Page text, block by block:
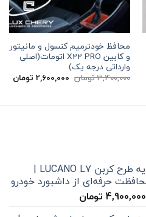
250,000 تومان
محافظ خودترمیم کنسول و مانیتور
و کابین X22 PRO اتومات(اصلی
وارداتی درجه یک)
3,400,000تومان قیمت
اصلی
2,600,000 تومان
روداشبوردی سه‌ لایه طرح کربن LUCANO L7 |
حرفه‌ای از داشبورد خودرو
قیمت
4,900,000 تومانقیمت